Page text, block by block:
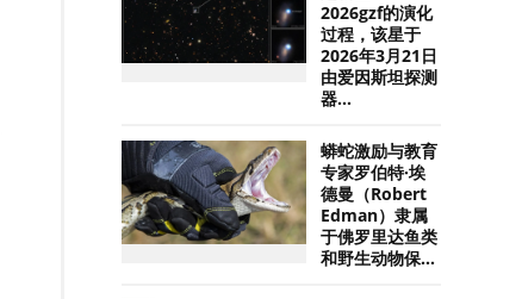
2026gzf的演化
过程，该星于
2026年3月21日
由爱因斯坦探测
器...
蟒蛇激励与教育
专家罗伯特·埃
德曼（Robert
Edman）隶属
于佛罗里达鱼类
和野生动物保...